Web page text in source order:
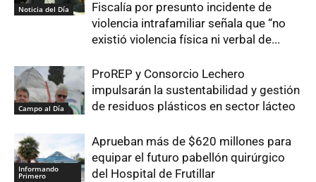
Noticia del Día
Fiscalía por presunto incidente de
violencia intrafamiliar señala que “no
existió violencia física ni verbal de...
Campo al Día
ProREP y Consorcio Lechero
impulsarán la sustentabilidad y gestión
de residuos plásticos en sector lácteo
Informando
Primero
Aprueban más de $620 millones para
equipar el futuro pabellón quirúrgico
del Hospital de Frutillar